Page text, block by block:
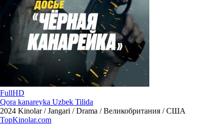
FullHD
Qora kanareyka Uzbek Tilida
2024 Kinolar / Jangari / Drama / Великобритания / США
TopKinolar.com